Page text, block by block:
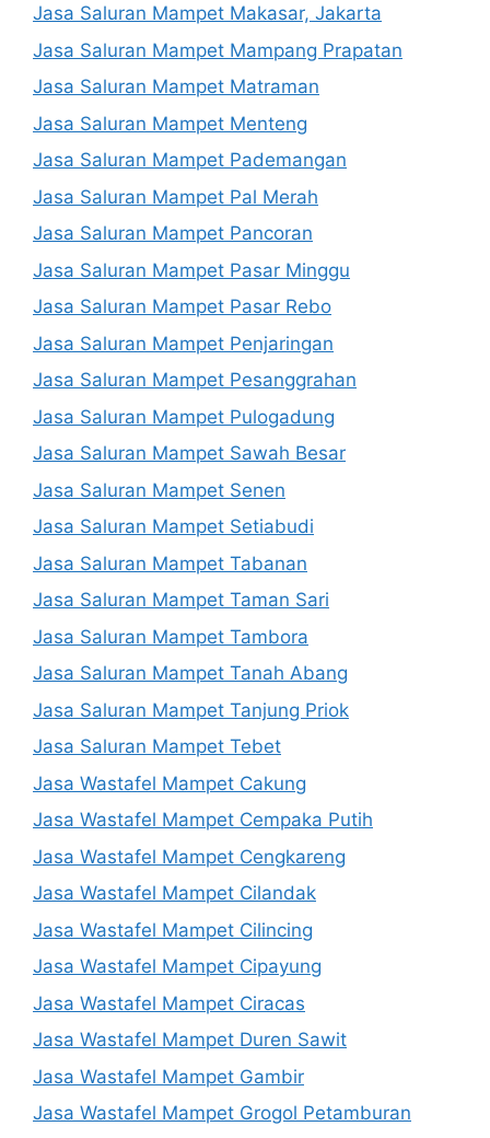
Jasa Saluran Mampet Makasar, Jakarta
Jasa Saluran Mampet Mampang Prapatan
Jasa Saluran Mampet Matraman
Jasa Saluran Mampet Menteng
Jasa Saluran Mampet Pademangan
Jasa Saluran Mampet Pal Merah
Jasa Saluran Mampet Pancoran
Jasa Saluran Mampet Pasar Minggu
Jasa Saluran Mampet Pasar Rebo
Jasa Saluran Mampet Penjaringan
Jasa Saluran Mampet Pesanggrahan
Jasa Saluran Mampet Pulogadung
Jasa Saluran Mampet Sawah Besar
Jasa Saluran Mampet Senen
Jasa Saluran Mampet Setiabudi
Jasa Saluran Mampet Tabanan
Jasa Saluran Mampet Taman Sari
Jasa Saluran Mampet Tambora
Jasa Saluran Mampet Tanah Abang
Jasa Saluran Mampet Tanjung Priok
Jasa Saluran Mampet Tebet
Jasa Wastafel Mampet Cakung
Jasa Wastafel Mampet Cempaka Putih
Jasa Wastafel Mampet Cengkareng
Jasa Wastafel Mampet Cilandak
Jasa Wastafel Mampet Cilincing
Jasa Wastafel Mampet Cipayung
Jasa Wastafel Mampet Ciracas
Jasa Wastafel Mampet Duren Sawit
Jasa Wastafel Mampet Gambir
Jasa Wastafel Mampet Grogol Petamburan